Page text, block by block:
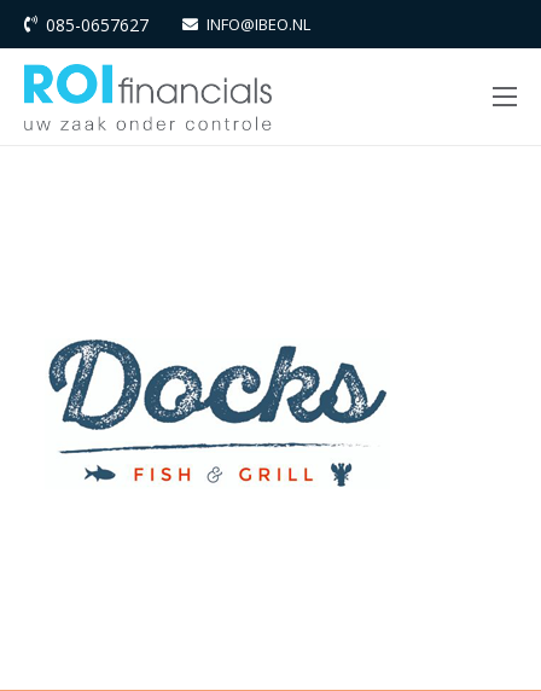
085-0657627 INFO@IBEO.NL